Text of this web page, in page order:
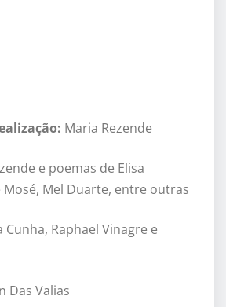
Maria Rezende
e poemas de Elisa
Mosé, Mel Duarte, entre outras
Cunha, Raphael Vinagre e
Das Valias